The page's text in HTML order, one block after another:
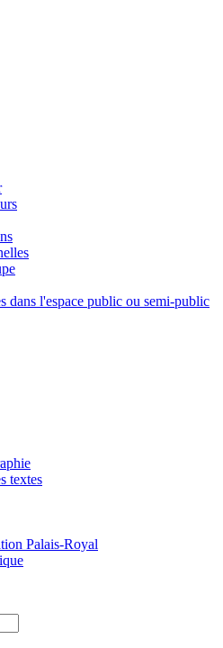
dans l'espace public ou semi-public
textes
Palais-Royal